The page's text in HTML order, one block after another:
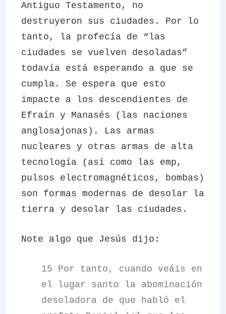
Antiguo Testamento, no
destruyeron sus ciudades. Por lo
tanto, la profecía de “las
ciudades se vuelven desoladas”
todavía está esperando a que se
cumpla. Se espera que esto
impacte a los descendientes de
Efraín y Manasés (las naciones
anglosajonas). Las armas
nucleares y otras armas de alta
tecnología (así como las emp,
pulsos electromagnéticos, bombas)
son formas modernas de desolar la
tierra y desolar las ciudades.
Note algo que Jesús dijo:
15 Por tanto, cuando veáis en
el lugar santo la abominación
desoladora de que habló el